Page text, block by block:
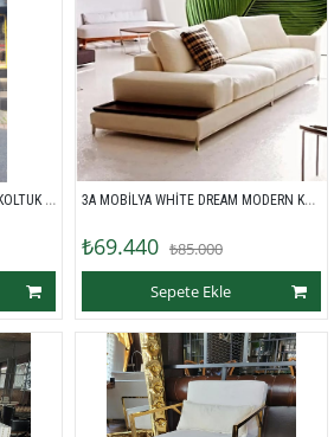
3A MOBİLYA CHANEL MODERN KOLTUK TAKIMI 3A MOBİLYA WHİTE DREAM MODERN KANEPE
₺69.440 ₺85.000
Sepete Ekle